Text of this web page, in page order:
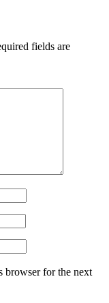
fields are
browser for the next